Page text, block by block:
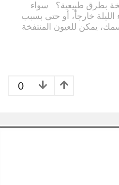
بطرق طبيعية؟ سواء
خارجاً، أو حتى بسبب
يمكن للعيون المنتفخة
0